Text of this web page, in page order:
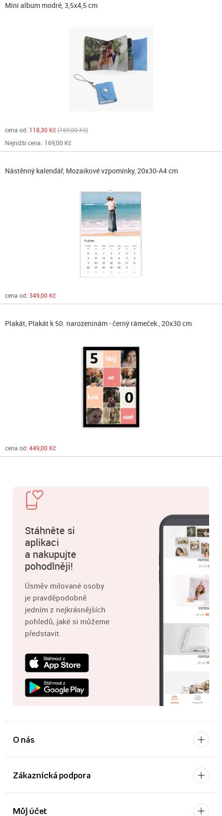
Mini album modré, 3,5x4,5 cm
cena od: 118,30 Kč 169,00 Kč
Nejnižší cena: 169,00 Kč
Nástěnný kalendář, Mozaikové vzpomínky, 20x30-A4 cm
cena od: 349,00 Kč
Plakát, Plakát k 50. narozeninám - černý rámeček , 20x30 cm
cena od: 449,00 Kč
Stáhněte si
aplikaci
a nakupujte
pohodlněji!
Úsměv milované osoby
je pravděpodobně
jedním z nejkrásnějších
pohledů, jaké si můžeme
představit.
O nás
Zákaznícká podpora
Můj účet